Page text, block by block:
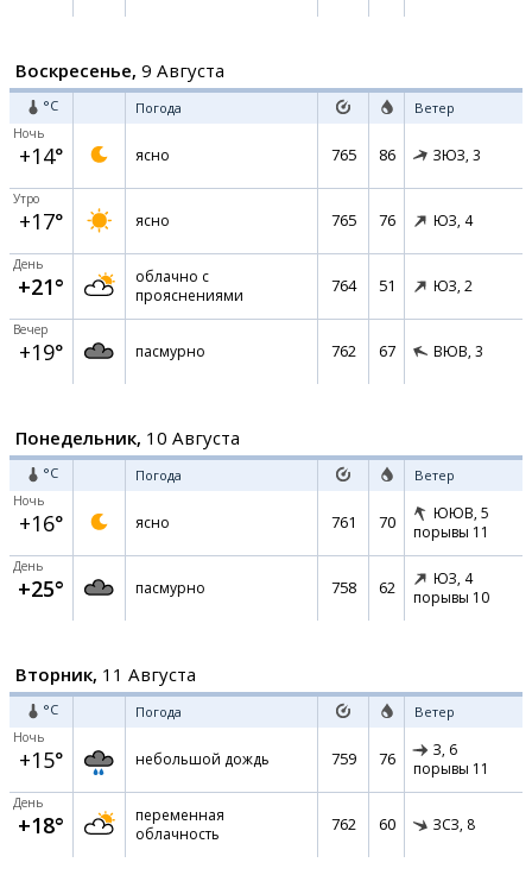
Воскресенье, 9 Августа
°C Погода Ветер
Ночь
+14° ясно 765 86 ЗЮЗ, 3
Утро
+17° ясно 765 76 ЮЗ, 4
День
+21°
облачно с
прояснениями
764 51 ЮЗ, 2
Вечер
+19° пасмурно 762 67 ВЮВ, 3
Понедельник, 10 Августа
°C Погода Ветер
Ночь
+16° ясно 761 70 ЮЮВ, 5
порывы 11
День
+25° пасмурно 758 62 ЮЗ, 4
порывы 10
Вторник, 11 Августа
°C Погода Ветер
Ночь
+15° небольшой дождь 759 76 З, 6
порывы 11
День
+18°
переменная
облачность
762 60 ЗСЗ, 8